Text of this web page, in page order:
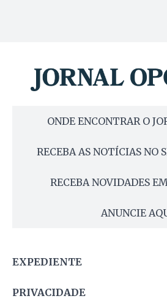
ONDE ENCONTRAR O
RECEBA AS NOTÍCIAS NO
RECEBA NOVIDADES
ANUNCIE
EXPEDIENTE
PRIVACIDADE